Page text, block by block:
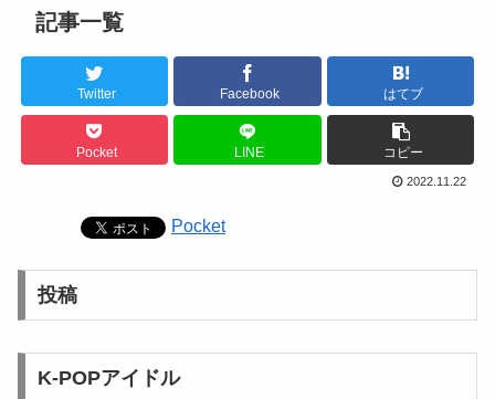
記事一覧
Twitter Facebook はてブ
Pocket LINE コピー
2022.11.22
Pocket
投稿
K-POPアイドル